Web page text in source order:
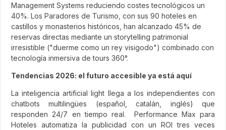
Management Systems reduciendo costes tecnológicos un
40%. Los Paradores de Turismo, con sus 90 hoteles en
castillos y monasterios históricos, han alcanzado 45% de
reservas directas mediante un storytelling patrimonial
irresistible ("duerme como un rey visigodo") combinado con
tecnología inmersiva de tours 360°.
Tendencias 2026: el futuro accesible ya está aquí
La inteligencia artificial light llega a los independientes con
chatbots multilingües (español, catalán, inglés) que
responden 24/7 en tiempo real. Performance Max para
Hoteles automatiza la publicidad con un ROI tres veces